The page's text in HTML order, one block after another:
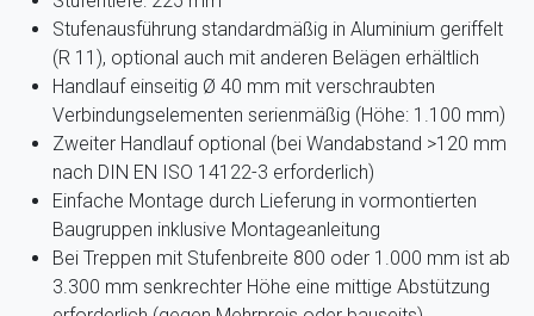
Stufenausführung standardmäßig in Aluminium geriffelt
(R 11), optional auch mit anderen Belägen erhältlich
Handlauf einseitig Ø 40 mm mit verschraubten
Verbindungselementen serienmäßig (Höhe: 1.100 mm)
Zweiter Handlauf optional (bei Wandabstand >120 mm
nach DIN EN ISO 14122-3 erforderlich)
Einfache Montage durch Lieferung in vormontierten
Baugruppen inklusive Montageanleitung
Bei Treppen mit Stufenbreite 800 oder 1.000 mm ist ab
3.300 mm senkrechter Höhe eine mittige Abstützung